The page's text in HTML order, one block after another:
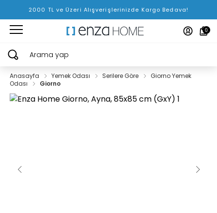
2000 TL ve Üzeri Alışverişlerinizde Kargo Bedava!
0
Arama yap
Anasayfa Yemek Odası Serilere Göre
Giorno Yemek
Odası
Giorno